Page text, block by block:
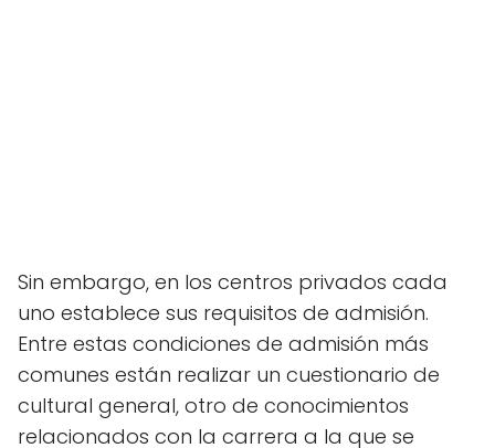
Sin embargo, en los centros privados cada
uno establece sus requisitos de admisión.
Entre estas condiciones de admisión más
comunes están realizar un cuestionario de
cultural general, otro de conocimientos
relacionados con la carrera a la que se